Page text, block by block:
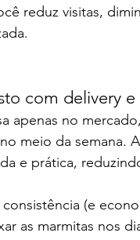
reduz visitas,
com delivery e
apenas no
meio da semana.
e prática,
(e
as marmitas nos